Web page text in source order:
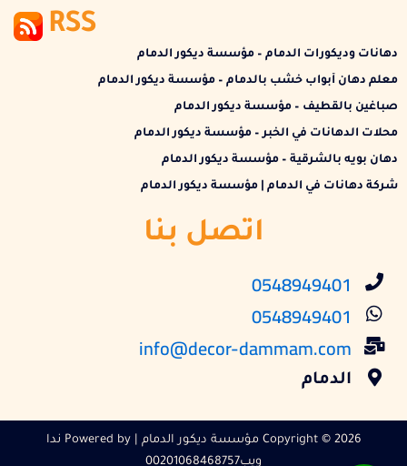
RSS
دهانات وديكورات الدمام – مؤسسة ديكور الدمام
معلم دهان أبواب خشب بالدمام – مؤسسة ديكور الدمام
صباغين بالقطيف – مؤسسة ديكور الدمام
محلات الدهانات في الخبر – مؤسسة ديكور الدمام
دهان بويه بالشرقية – مؤسسة ديكور الدمام
شركة دهانات في الدمام | مؤسسة ديكور الدمام
اتصل بنا
0548949401
0548949401
info@decor-dammam.com
الدمام
Copyright © 2026 مؤسسة ديكور الدمام | Powered by ندا
ويب00201068468757